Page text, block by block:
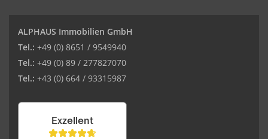
ALPHAUS Immobilien GmbH
Tel.: +49 (0) 8651 / 9549940
Tel.: +49 (0) 89 / 277827070
Tel.: +43 (0) 664 / 93315987